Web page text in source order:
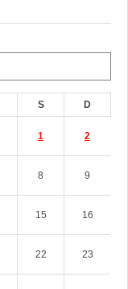
S D
1 2
8 9
15 16
22 23